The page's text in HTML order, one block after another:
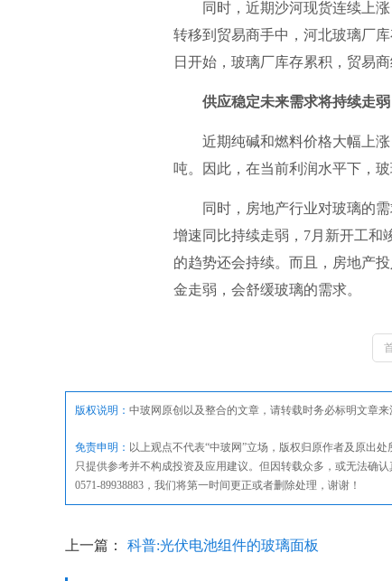
同时，近期沙河现货连续上涨
转移到贸易商手中，河北玻璃厂
日开始，玻璃厂库存累积，贸易
供应稳定未来需求将持续走弱
近期纯碱和燃料价格大幅上涨
吨。因此，在当前利润水平下，
同时，房地产行业对玻璃的需
增速同比持续走弱，7月新开工和
的趋势还会持续。而且，房地产
金走弱，会舒缓玻璃的需求。
版权说明： 中玻网原创以及整合的文章，请转载时务必标明文章来
免责申明： 以上观点不代表“中玻网”立场，版权归原作者及原出
只提供参考并不构成投资及应用建议。但因转载众多，或无法确
0571-89938883，我们将第一时间更正或者删除处理，谢谢！
上一篇： 科普:光伏电池组件的玻璃面板